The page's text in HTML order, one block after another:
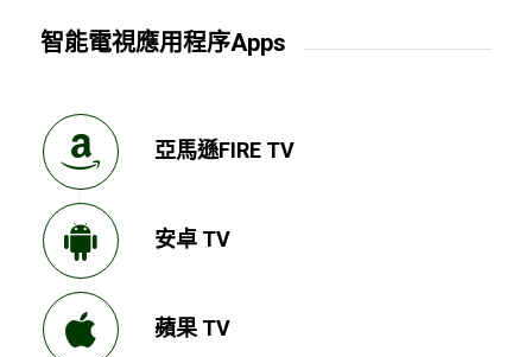
智能電視應用程序Apps
亞馬遜FIRE TV
安卓 TV
蘋果 TV